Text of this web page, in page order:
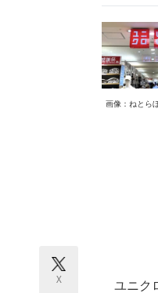
ビ
ITエ
画像：ねとら
X
ユニク